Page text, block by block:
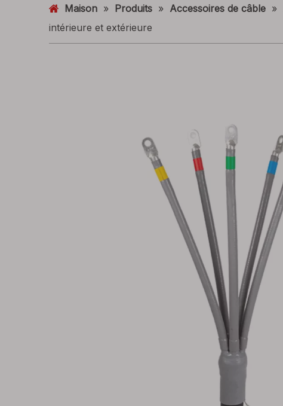
Maison » Produits » Accessoires de câble »
intérieure et extérieure